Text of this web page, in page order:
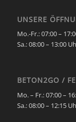
UNSERE
Mo.-Fr.: 07:00 –
Sa.:08:00 – 13:00
BETON2GO /
Mo. – Fr.:07:00 –
Sa.:08:00 – 12:15